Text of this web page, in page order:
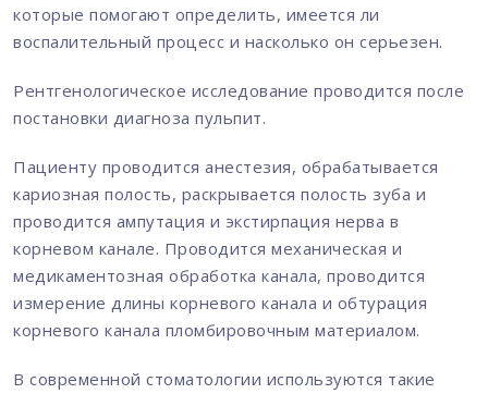
которые помогают определить, имеется ли
воспалительный процесс и насколько он серьезен.
Рентгенологическое исследование проводится после
постановки диагноза пульпит.
Пациенту проводится анестезия, обрабатывается
кариозная полость, раскрывается полость зуба и
проводится ампутация и экстирпация нерва в
корневом канале. Проводится механическая и
медикаментозная обработка канала, проводится
измерение длины корневого канала и обтурация
корневого канала пломбировочным материалом.
В современной стоматологии используются такие